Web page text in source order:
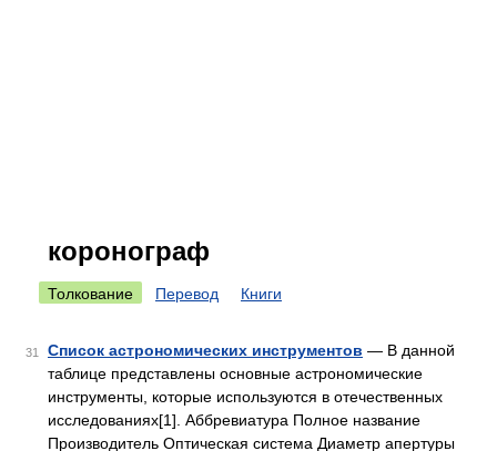
коронограф
Толкование Перевод Книги
31 Список астрономических инструментов — В данной
таблице представлены основные астрономические
инструменты, которые используются в отечественных
исследованиях[1]. Аббревиатура Полное название
Производитель Оптическая система Диаметр апертуры